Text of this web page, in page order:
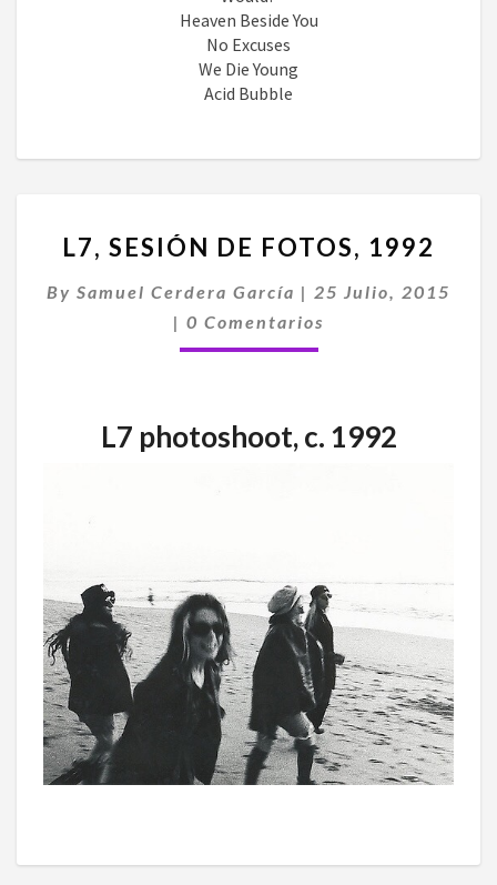
Heaven Beside You
No Excuses
We Die Young
Acid Bubble
SESIÓN
FOTOS,
1992
L7, SESIÓN DE FOTOS, 1992
By Samuel Cerdera García | 25 Julio, 2015
| Comentarios
0 Comentarios
L7 photoshoot, c. 1992